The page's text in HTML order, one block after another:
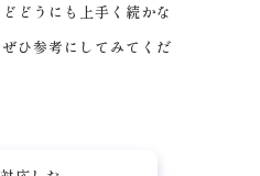
どうにも上手く続かな
ひ参考にしてみてくだ